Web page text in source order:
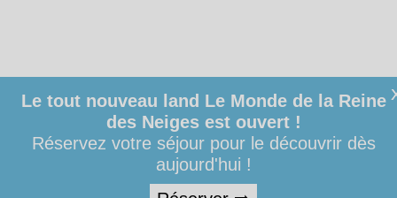
Le tout nouveau land Le Monde de la Reine
des Neiges est ouvert !
Réservez votre séjour pour le découvrir dès
aujourd'hui !